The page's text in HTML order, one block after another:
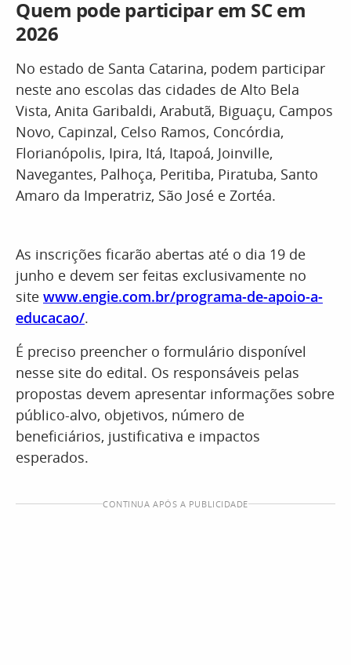
Quem pode participar em SC em
2026
No estado de Santa Catarina, podem participar
neste ano escolas das cidades de Alto Bela
Vista, Anita Garibaldi, Arabutã, Biguaçu, Campos
Novo, Capinzal, Celso Ramos, Concórdia,
Florianópolis, Ipira, Itá, Itapoá, Joinville,
Navegantes, Palhoça, Peritiba, Piratuba, Santo
Amaro da Imperatriz, São José e Zortéa.
As inscrições ficarão abertas até o dia 19 de
junho e devem ser feitas exclusivamente no
site www.engie.com.br/programa-de-apoio-a-
educacao/.
É preciso preencher o formulário disponível
nesse site do edital. Os responsáveis pelas
propostas devem apresentar informações sobre
público-alvo, objetivos, número de
beneficiários, justificativa e impactos
esperados.
CONTINUA APÓS A PUBLICIDADE